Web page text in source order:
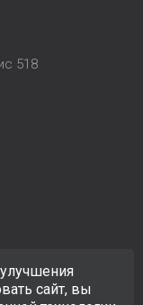
518
создан
и любая информация
сайт, вы